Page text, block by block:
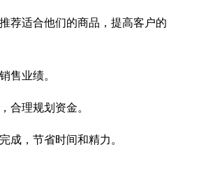
荐适合他们的商品，提高客户的
售业绩。
合理规划资金。
成，节省时间和精力。